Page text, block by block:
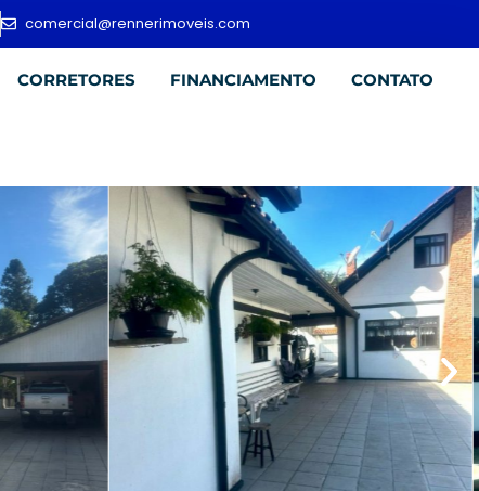
comercial@rennerimoveis.com
CORRETORES FINANCIAMENTO CONTATO